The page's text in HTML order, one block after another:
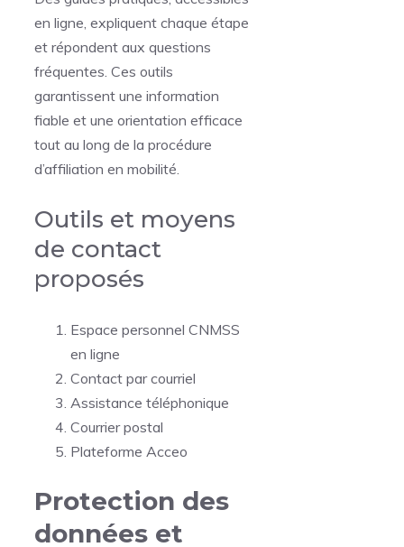
en ligne, expliquent chaque étape
et répondent aux questions
fréquentes. Ces outils
garantissent une information
fiable et une orientation efficace
tout au long de la procédure
d’affiliation en mobilité.
Outils et moyens
de contact
proposés
Espace personnel CNMSS
en ligne
Contact par courriel
Assistance téléphonique
Courrier postal
Plateforme Acceo
Protection des
données et